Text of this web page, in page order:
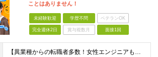
ことはありません！
未経験歓迎 学歴不問 ベテランOK
完全週休2日 賞与複数月 面接1回
【異業種からの転職者多数！女性エンジニアも活躍中】 ◆学歴不問 ◆未経験OK ≪こんな方を歓迎しています≫ ◎未経験から成長できる環境で活躍したい方 ◎大学やスクールでIT系のスキルを学んだことのあ